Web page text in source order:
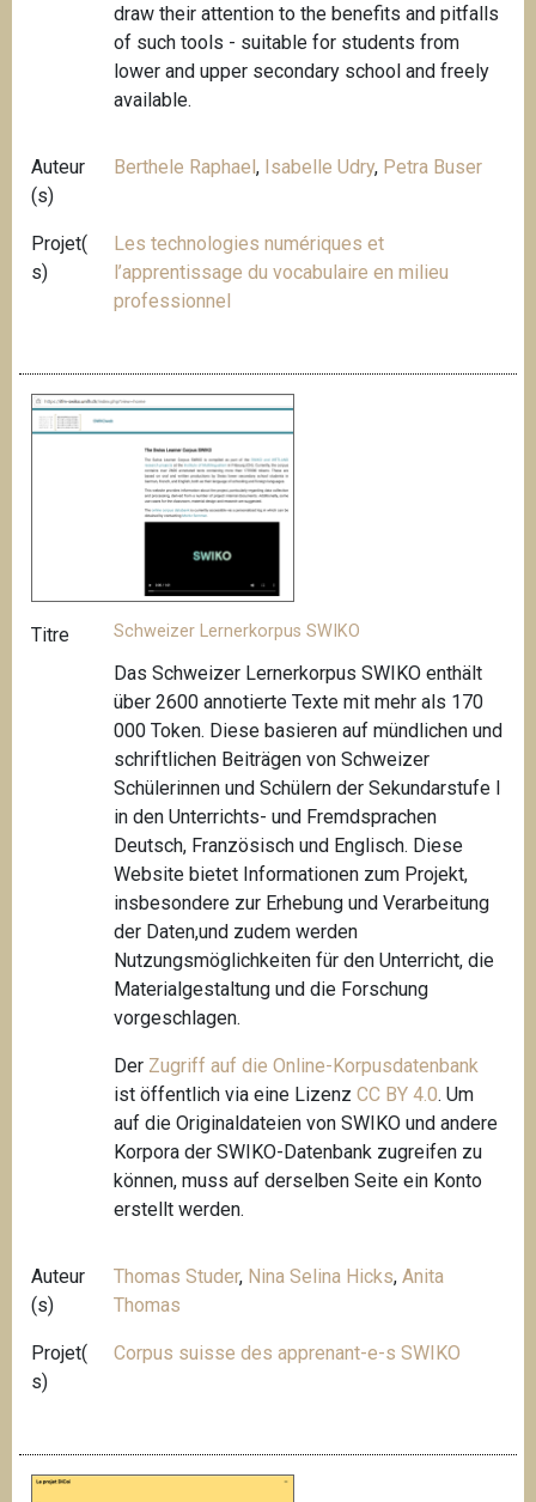
draw their attention to the benefits and pitfalls
of such tools - suitable for students from
lower and upper secondary school and freely
available.
Auteur
(s)
Berthele Raphael, Isabelle Udry, Petra Buser
Projet(
s)
Les technologies numériques et
l’apprentissage du vocabulaire en milieu
professionnel
Titre Schweizer Lernerkorpus SWIKO
Das Schweizer Lernerkorpus SWIKO enthält
über 2600 annotierte Texte mit mehr als 170
000 Token. Diese basieren auf mündlichen und
schriftlichen Beiträgen von Schweizer
Schülerinnen und Schülern der Sekundarstufe I
in den Unterrichts- und Fremdsprachen
Deutsch, Französisch und Englisch. Diese
Website bietet Informationen zum Projekt,
insbesondere zur Erhebung und Verarbeitung
der Daten,und zudem werden
Nutzungsmöglichkeiten für den Unterricht, die
Materialgestaltung und die Forschung
vorgeschlagen.
Der Zugriff auf die Online-Korpusdatenbank
ist öffentlich via eine LizenzCC BY 4.0. Um
auf die Originaldateien von SWIKO und andere
Korpora der SWIKO-Datenbank zugreifen zu
können, muss auf derselben Seite ein Konto
erstellt werden.
Auteur
(s)
Thomas Studer, Nina Selina Hicks,Anita
Thomas
Projet(
s)
Corpus suisse des apprenant-e-s SWIKO